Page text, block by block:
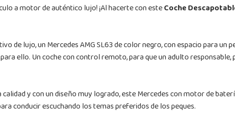
a motor de auténtico lujo! ¡Al hacerte con esteCoche
de lujo, un Mercedes AMG SL63 de color negro, con espacio para un
ello. Un coche con control remoto, para que un adulto
y con un diseño muy logrado, este Mercedes con motor de
conducir escuchando los temas preferidos de los peques.